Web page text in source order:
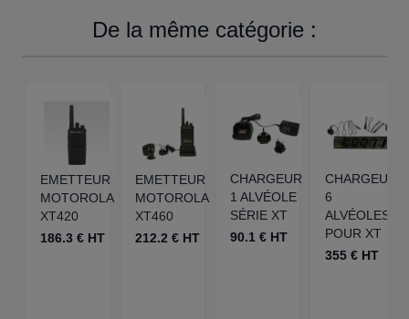
De la même catégorie :
EMETTEUR
MOTOROLA
XT420
186.3 € HT
EMETTEUR
MOTOROLA
XT460
212.2 € HT
CHARGEUR
1 ALVÉOLE
SÉRIE XT
90.1 € HT
CHARGEUR
6
ALVÉOLES
POUR XT
355 € HT